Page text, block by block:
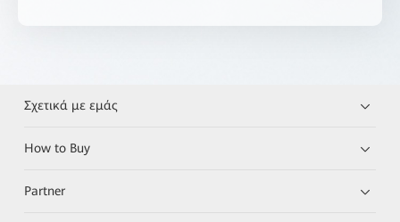
Σχετικά με εμάς
How to Buy
Partner